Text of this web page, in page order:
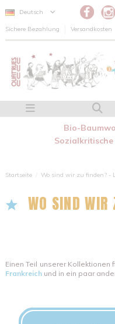
Deutsch
Sichere Bezahlung Versandkosten
Bio-
Startseite Wo sind wir zu finden? -
WO SIND WIR
Einen Teil unserer Kollektionen
Frankreich und in ein paar